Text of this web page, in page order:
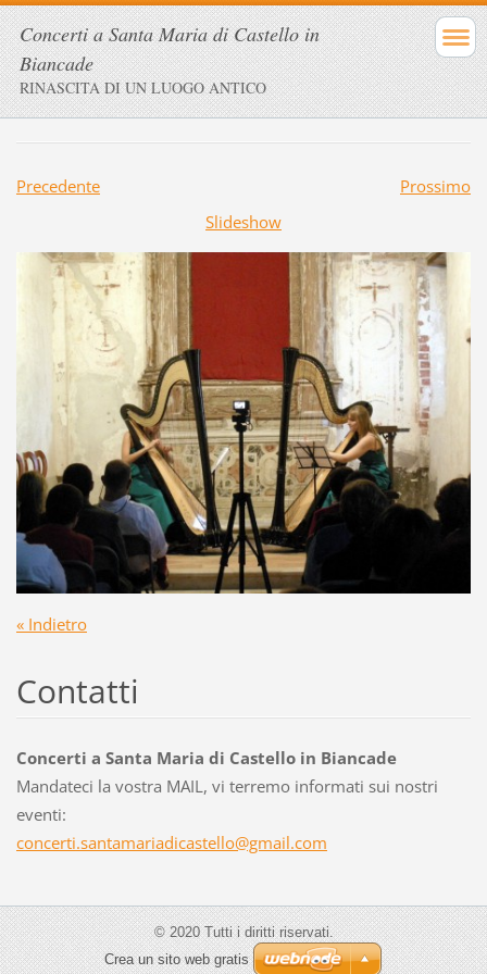
Concerti a Santa Maria di Castello in
Biancade
RINASCITA DI UN LUOGO ANTICO
Precedente
Prossimo
Slideshow
« Indietro
Contatti
Concerti a Santa Maria di Castello in Biancade
Mandateci la vostra MAIL, vi terremo informati sui nostri
eventi:
concerti.santamariadicastello@gmail.com
© 2020 Tutti i diritti riservati.
Crea un sito web gratis